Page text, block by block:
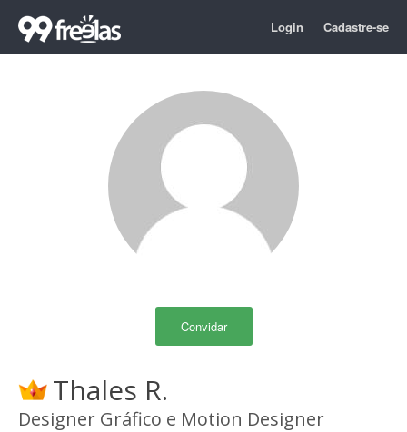
Login Cadastre-se
Convidar
Thales R.
Designer Gráfico e Motion Designer